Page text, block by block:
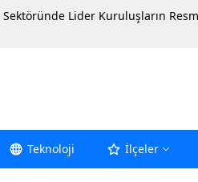
Lider Kuruluşların
Teknoloji İlçeler